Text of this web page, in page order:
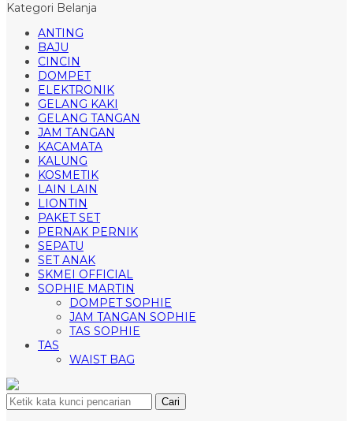
Kategori Belanja
ANTING
BAJU
CINCIN
DOMPET
ELEKTRONIK
GELANG KAKI
GELANG TANGAN
JAM TANGAN
KACAMATA
KALUNG
KOSMETIK
LAIN LAIN
LIONTIN
PAKET SET
PERNAK PERNIK
SEPATU
SET ANAK
SKMEI OFFICIAL
SOPHIE MARTIN
DOMPET SOPHIE
JAM TANGAN SOPHIE
TAS SOPHIE
TAS
WAIST BAG
Cari